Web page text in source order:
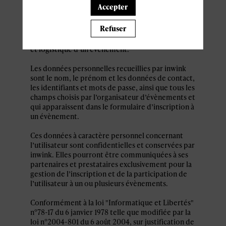
inwink est nécessaire pour permettre à
l’utilisateur de s’inscrire à un évènement,
d’accéder au site d’un évènement, et de consulter
les informations relatives à l’organisation pratique
et logistique d’un évènement.
Les données personnelles recueillies par inwink
sont le nom, le prénom et les données de contact,
les identifiants et mots de passe, ainsi que tous les
champs choisis par l’organisateur d’évènements et
qui apparaissent dans le formulaire d’inscription à
un évènement.
Ces données à caractère personnel concernant
l’utilisateur sont confidentielles et conservées par
inwink. Elles pourront être communiquées à ses
partenaires et prestataires exclusivement pour la
gestion de l’inscription et de la participation de
l’utilisateur à un ou plusieurs évènements.
Conformément à la loi "Informatique et Libertés"
n°78-17 du 6 janvier 1978 telle que modifiée par la
loi n°2004-801 du 6 août 2004, sur justification de
Accepter
Refuser